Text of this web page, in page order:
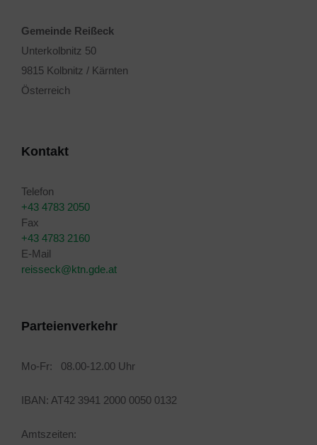
Gemeinde Reißeck
Unterkolbnitz 50
9815 Kolbnitz / Kärnten
Österreich
Kontakt
Telefon
+43 4783 2050
Fax
+43 4783 2160
E-Mail
reisseck@ktn.gde.at
Parteienverkehr
Mo-Fr: 08.00-12.00 Uhr
IBAN: AT42 3941 2000 0050 0132
Amtszeiten: